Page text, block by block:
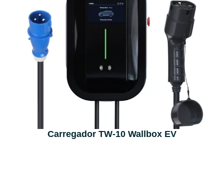
Carregador TW-10 Wallbox EV